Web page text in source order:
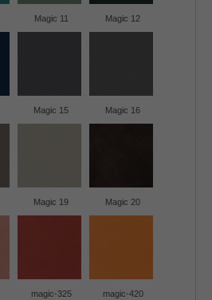
Magic 11 Magic 12
Magic 15 Magic 16
Magic 19 Magic 20
magic-325 magic-420